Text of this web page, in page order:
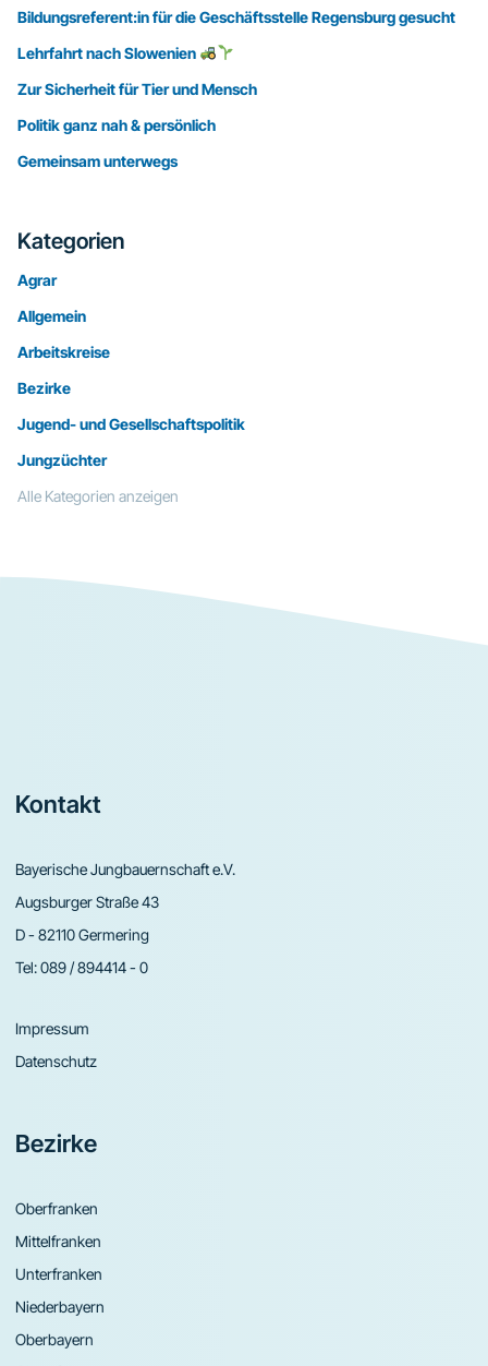
Bildungsreferent:in für die Geschäftsstelle Regensburg gesucht
Lehrfahrt nach Slowenien
Zur Sicherheit für Tier und Mensch
Politik ganz nah & persönlich
Gemeinsam unterwegs
Kategorien
Agrar
Allgemein
Arbeitskreise
Bezirke
Jugend- und Gesellschaftspolitik
Jungzüchter
Alle Kategorien anzeigen
Footer
Kontakt
Bayerische Jungbauernschaft e.V.
Augsburger Straße 43
D - 82110 Germering
Tel:089 / 894414 - 0
Impressum
Datenschutz
Bezirke
Oberfranken
Mittelfranken
Unterfranken
Niederbayern
Oberbayern